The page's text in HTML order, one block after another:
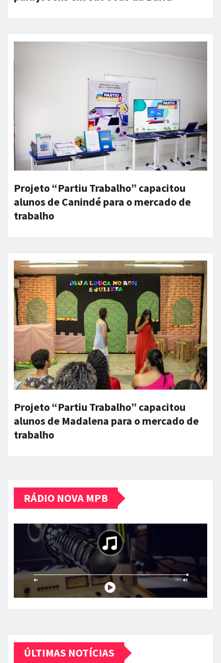
Projeto “Partiu Trabalho” capacitou
alunos de Canindé para o mercado de
trabalho
Projeto “Partiu Trabalho” capacitou
alunos de Madalena para o mercado de
trabalho
RÁDIO NOVA MPB
ÚLTIMAS NOTÍCIAS